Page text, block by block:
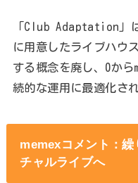
「Club Adaptation」
に用意したライブハウ
する概念を廃し、0から
続的な運用に最適化さ
memexコメント：
チャルライブへ